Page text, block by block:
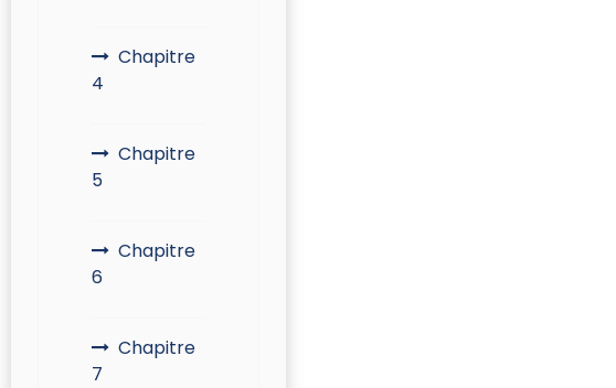
Chapitre
4
Chapitre
5
Chapitre
6
Chapitre
7